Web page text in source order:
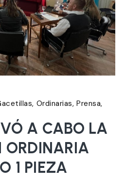
Ordinarias Prensa
A CABO LA
ORDINARIA
1 PIEZA